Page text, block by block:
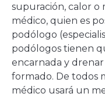
supuración, calor o
médico, quien es
podólogo
podólogos tienen
encarnada y
formado. De todos
médico usará un